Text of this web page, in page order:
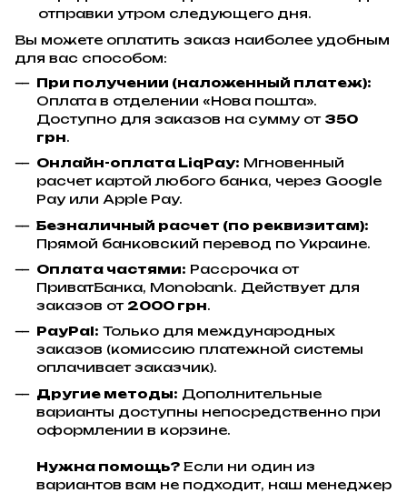
отправки утром следующего дня.
Вы можете оплатить заказ наиболее удобным
для вас способом:
При получении (наложенный платеж):
Оплата в отделении «Нова пошта».
Доступно для заказов на сумму от 350
грн.
Онлайн-оплата LiqPay: Мгновенный
расчет картой любого банка, через Google
Pay или Apple Pay.
Безналичный расчет (по реквизитам):
Прямой банковский перевод по Украине.
Оплата частями: Рассрочка от
ПриватБанка, Monobank. Действует для
заказов от 2000 грн.
PayPal: Только для международных
заказов (комиссию платежной системы
оплачивает заказчик).
Другие методы: Дополнительные
варианты доступны непосредственно при
оформлении в корзине.
Нужна помощь? Если ни один из
вариантов вам не подходит, наш менеджер